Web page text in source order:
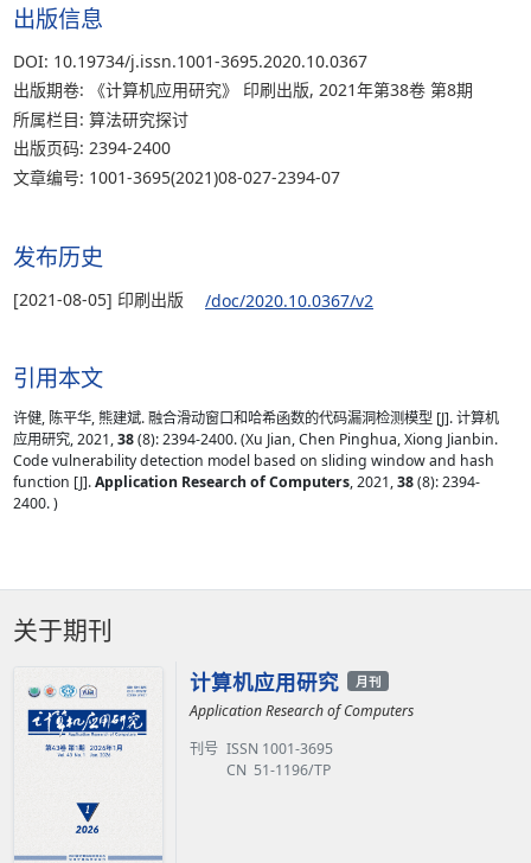
出版信息
DOI: 10.19734/j.issn.1001-3695.2020.10.0367
出版期卷: 《计算机应用研究》 印刷出版, 2021年第38卷 第8期
所属栏目: 算法研究探讨
出版页码: 2394-2400
文章编号: 1001-3695(2021)08-027-2394-07
发布历史
[2021-08-05] 印刷出版 /doc/2020.10.0367/v2
引用本文
许健, 陈平华, 熊建斌. 融合滑动窗口和哈希函数的代码漏洞检测模型 [J]. 计算机
应用研究, 2021,38(8): 2394-2400. (Xu Jian, Chen Pinghua, Xiong Jianbin.
Code vulnerability detection model based on sliding window and hash
function [J].Application Research of Computers, 2021,38(8): 2394-
2400. )
关于期刊
计算机应用研究 月刊
Application Research of Computers
刊号 ISSN 1001-3695
CN 51-1196/TP